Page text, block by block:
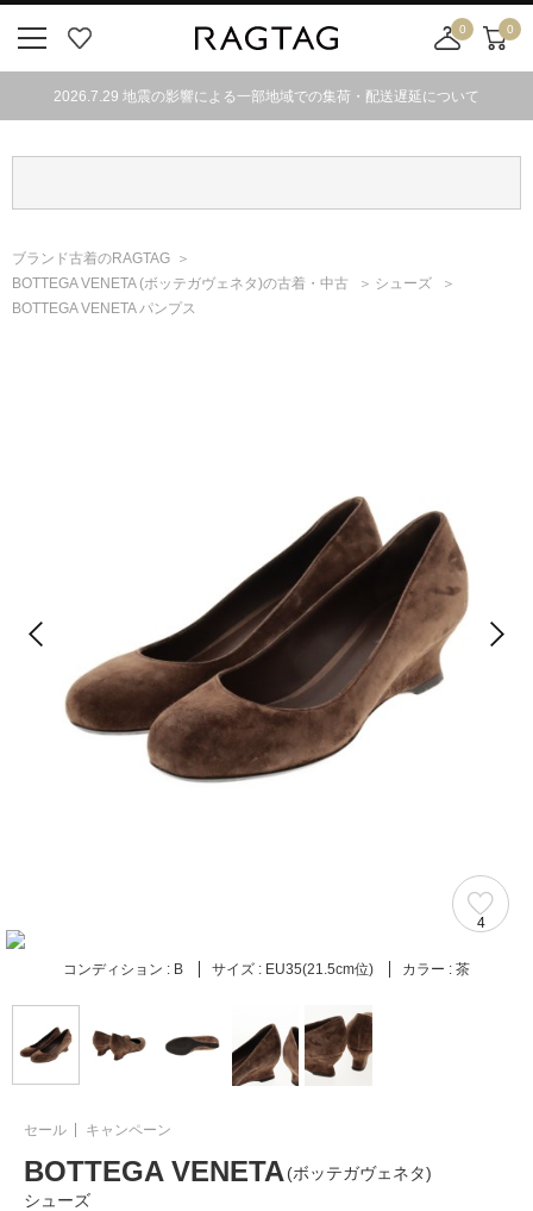
気
0
舗
カ
0
2026.7.29 地震の影響による一部地域での集荷・配送遅延について
ブランド古着のRAGTAG
BOTTEGA VENETA (ボッテガヴェネタ)の古着・中古
シューズ
BOTTEGA VENETA パンプス
4
コンディション : B サイズ : EU35(21.5cm位) カラー : 茶
セール キャンペーン
BOTTEGA VENETA(ボッテガヴェネタ)
シューズ